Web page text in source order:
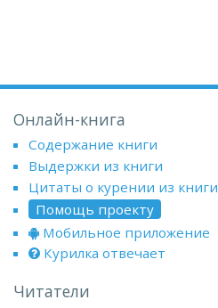
Онлайн-книга
Содержание книги
Выдержки из книги
Цитаты о курении из книги
Помощь проекту
Мобильное приложение
Курилка отвечает
Читатели